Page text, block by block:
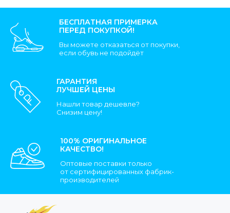
БЕСПЛАТНАЯ ПРИМЕРКА
ПЕРЕД ПОКУПКОЙ!
Вы можете отказаться от покупки,
если обувь не подойдёт
ГАРАНТИЯ
ЛУЧШЕЙ ЦЕНЫ
Нашли товар дешевле?
Снизим цену!
100% ОРИГИНАЛЬНОЕ
КАЧЕСТВО!
Оптовые поставки только
от сертифицированных фабрик-
производителей